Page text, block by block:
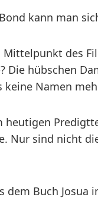
kann man
des
Die hübschen
keine Namen
heutigen
Nur sind nicht
dem Buch Josua